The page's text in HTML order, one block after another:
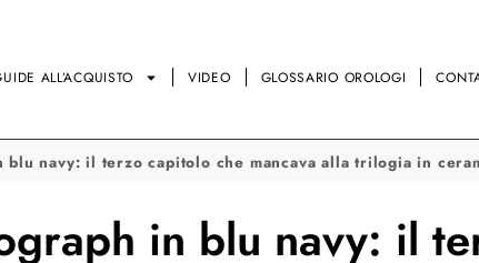
ALL’ACQUISTO VIDEO GLOSSARIO OROLOGI
blu navy: il terzo capitolo che mancava alla trilogia in
in blu navy: il